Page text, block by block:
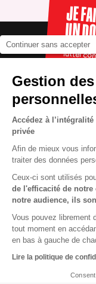
Continuer sans accepter
Gestion
Accédez à
privée
Afin de mieux vous
traiter des données
Ceux-ci sont utilisés
de l'efficacité de
notre audience, ils
Vous pouvez librement
tout moment en
en bas à gauche de
Lire la politique de
Contact
Presse
FAQ
Info santé
Espace
JE
UN
Pour
lutter